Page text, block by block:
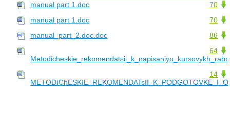
70
manual part 1.doc
70
manual part 1.doc
86
manual_part_2.doc.doc
64
14